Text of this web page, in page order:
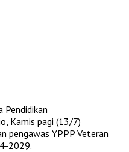
Pendidikan
Kamis pagi (13/7)
pengawas YPPP Veteran
2029.